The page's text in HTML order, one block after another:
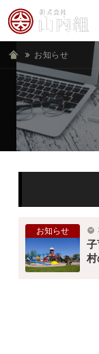
ホーム
お知らせ
お知らせ
子
村